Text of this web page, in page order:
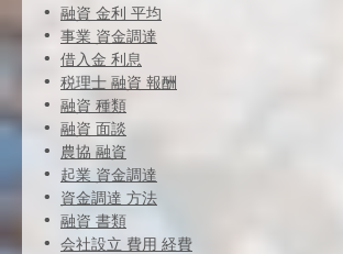
融資 金利 平均
事業 資金調達
借入金 利息
税理士 融資 報酬
融資 種類
融資 面談
農協 融資
起業 資金調達
資金調達 方法
融資 書類
会社設立 費用 経費